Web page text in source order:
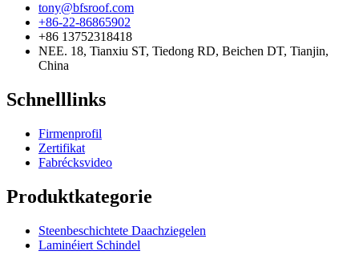
tony@bfsroof.com
+86-22-86865902
+86 13752318418
NEE. 18, Tianxiu ST, Tiedong RD, Beichen DT, Tianjin,
China
Schnelllinks
Firmenprofil
Zertifikat
Fabrécksvideo
Produktkategorie
Steenbeschichtete Daachziegelen
Laminéiert Schindel